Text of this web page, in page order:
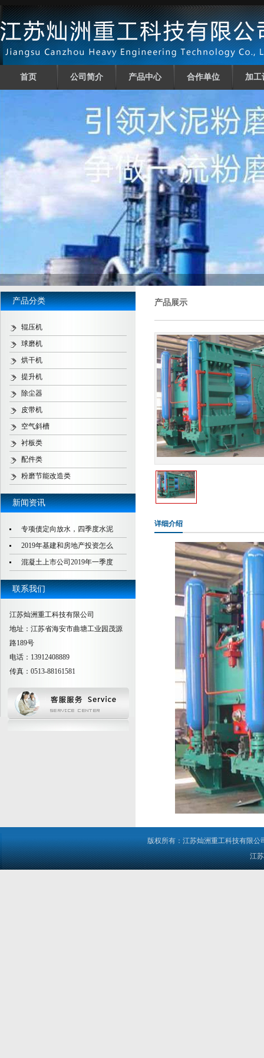
首页 公司简介 产品中心 合作单位 加工
产品分类
辊压机
球磨机
烘干机
提升机
除尘器
皮带机
空气斜槽
衬板类
配件类
粉磨节能改造类
新闻资讯
专项债定向放水，四季度水泥
2019年基建和房地产投资怎么
混凝土上市公司2019年一季度
联系我们
江苏灿洲重工科技有限公司
地址：江苏省海安市曲塘工业园茂源
路189号
电话：13912408889
传真：0513-88161581
产品展示
详细介绍
版权所有：江苏灿洲重工科技有限
江